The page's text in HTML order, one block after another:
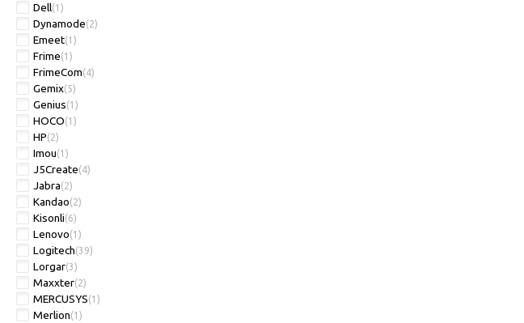
Dell(1)
Dynamode(2)
Emeet(1)
Frime(1)
FrimeCom(4)
Gemix(5)
Genius(1)
HOCO(1)
HP(2)
Imou(1)
J5Create(4)
Jabra(2)
Kandao(2)
Kisonli(6)
Lenovo(1)
Logitech(39)
Lorgar(3)
Maxxter(2)
MERCUSYS(1)
Merlion(1)